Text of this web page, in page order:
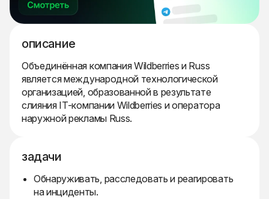
описание
Объединённая компания Wildberries и Russ
является международной технологической
организацией, образованной в результате
слияния IT-компании Wildberries и оператора
наружной рекламы Russ.
задачи
Обнаруживать, расследовать и реагировать
на инциденты.